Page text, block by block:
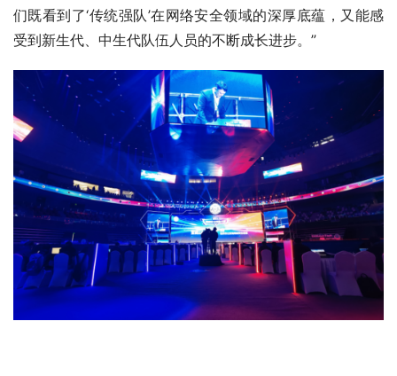
们既看到了‘传统强队’在网络安全领域的深厚底蕴，又能感
受到新生代、中生代队伍人员的不断成长进步。”